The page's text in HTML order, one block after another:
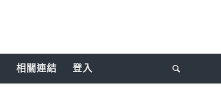
相關連結 登入